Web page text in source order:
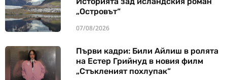
„Островът“
07/08/2026
Първи кадри: Били Айлиш в ролята
на Естер Грийнуд в новия филм
„Стъкленият похлупак“